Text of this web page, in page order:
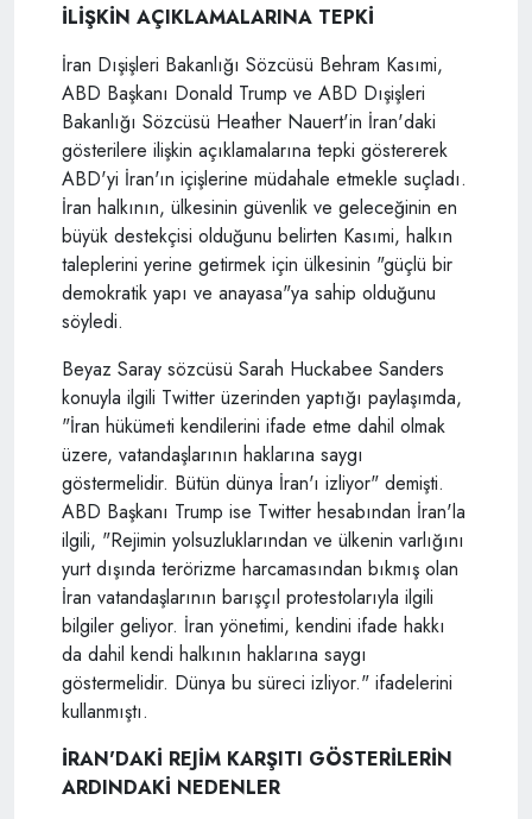
İLİŞKİN AÇIKLAMALARINA TEPKİ
İran Dışişleri Bakanlığı Sözcüsü Behram Kasımi,
ABD Başkanı Donald Trump ve ABD Dışişleri
Bakanlığı Sözcüsü Heather Nauert'in İran'daki
gösterilere ilişkin açıklamalarına tepki göstererek
ABD'yi İran'ın içişlerine müdahale etmekle suçladı.
İran halkının, ülkesinin güvenlik ve geleceğinin en
büyük destekçisi olduğunu belirten Kasımi, halkın
taleplerini yerine getirmek için ülkesinin "güçlü bir
demokratik yapı ve anayasa"ya sahip olduğunu
söyledi.
Beyaz Saray sözcüsü Sarah Huckabee Sanders
konuyla ilgili Twitter üzerinden yaptığı paylaşımda,
"İran hükümeti kendilerini ifade etme dahil olmak
üzere, vatandaşlarının haklarına saygı
göstermelidir. Bütün dünya İran'ı izliyor" demişti.
ABD Başkanı Trump ise Twitter hesabından İran'la
ilgili, "Rejimin yolsuzluklarından ve ülkenin varlığını
yurt dışında terörizme harcamasından bıkmış olan
İran vatandaşlarının barışçıl protestolarıyla ilgili
bilgiler geliyor. İran yönetimi, kendini ifade hakkı
da dahil kendi halkının haklarına saygı
göstermelidir. Dünya bu süreci izliyor." ifadelerini
kullanmıştı.
İRAN'DAKİ REJİM KARŞITI GÖSTERİLERİN
ARDINDAKİ NEDENLER